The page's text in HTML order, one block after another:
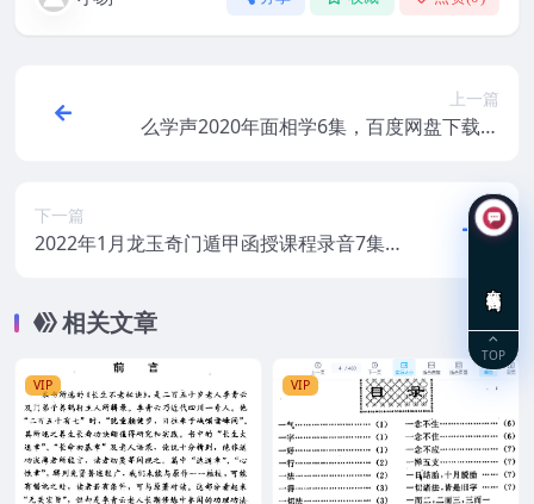
上一篇
么学声2020年面相学6集，百度网盘下载，
下一篇
2022年1月龙玉奇门遁甲函授课程录音7集
相关文章
VIP VIP
TOP